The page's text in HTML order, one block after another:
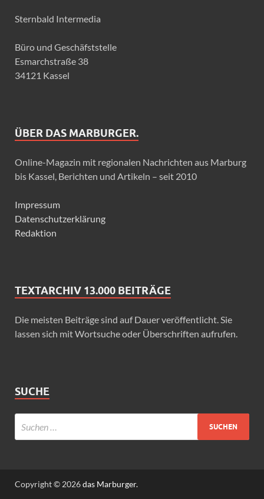
Sternbald Intermedia
Büro und Geschäfststelle
Esmarchstraße 38
34121 Kassel
ÜBER DAS MARBURGER.
Online-Magazin mit regionalen Nachrichten aus Marburg
bis Kassel, Berichten und Artikeln – seit 2010
Impressum
Datenschutzerklärung
Redaktion
TEXTARCHIV 13.000 BEITRÄGE
Die meisten Beiträge sind auf Dauer veröffentlicht. Sie
lassen sich mit Wortsuche oder Überschriften aufrufen.
SUCHE
Copyright © 2026das Marburger.